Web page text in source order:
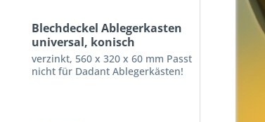
Blechdeckel Ablegerkasten
universal, konisch
verzinkt, 560 x 320 x 60 mm Passt
nicht für Dadant Ablegerkästen!